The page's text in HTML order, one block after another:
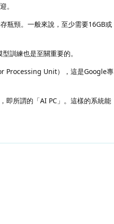
。
瓶頸。一般來說，至少需要16GB或
訓練也是至關重要的。
Processing Unit），這是Google專
即所謂的「AI PC」。這樣的系統能